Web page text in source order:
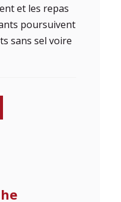
et les repas
poursuivent
sans sel voire